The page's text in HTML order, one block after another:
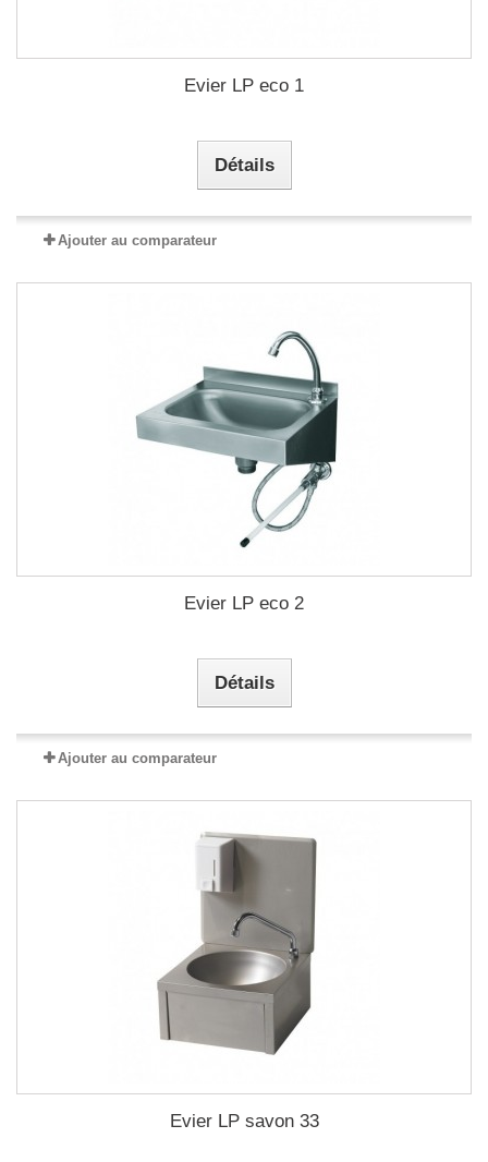
Evier LP eco 1
Détails
Ajouter au comparateur
Evier LP eco 2
Détails
Ajouter au comparateur
Evier LP savon 33